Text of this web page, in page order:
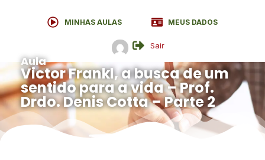
MINHAS AULAS MEUS DADOS
Sair
Aula
Victor Frankl, a busca de um
sentido para a vida – Prof.
Drdo. Denis Cotta – Parte 2